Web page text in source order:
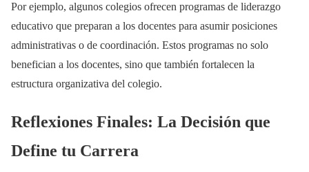
Por ejemplo, algunos colegios ofrecen programas de liderazgo
educativo que preparan a los docentes para asumir posiciones
administrativas o de coordinación. Estos programas no solo
benefician a los docentes, sino que también fortalecen la
estructura organizativa del colegio.
Reflexiones Finales: La Decisión que
Define tu Carrera